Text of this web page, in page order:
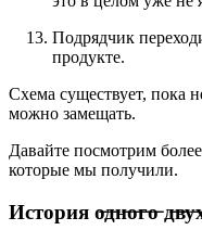
Подрядчик
продукте.
Схема существует, пока
можно замещать.
Давайте посмотрим
которые мы получили.
История о̶д̶н̶о̶г̶о̶